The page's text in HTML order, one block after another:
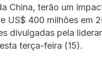
China, terão um
US$ 400 milhões em
divulgadas pela
terça-feira (15).